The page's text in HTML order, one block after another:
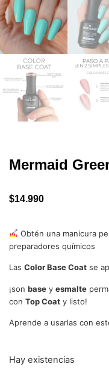
Mermaid
$14.990
Obtén una manicura
preparadores químicos
Las Color Base Coat se
¡son base y esmalte
con Top Coat y listo!
Aprende a usarlas con
Hay existencias